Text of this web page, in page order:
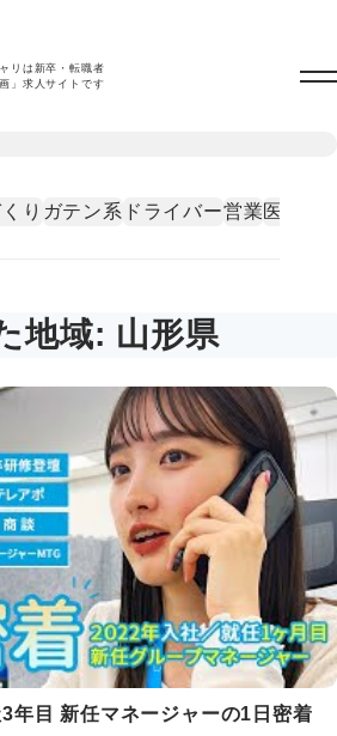
リは新卒・転職者
」求人サイトです
り ガテン系 ドライバー営業医療・
地域: 山形県
年目 新任マネージャーの1日密着